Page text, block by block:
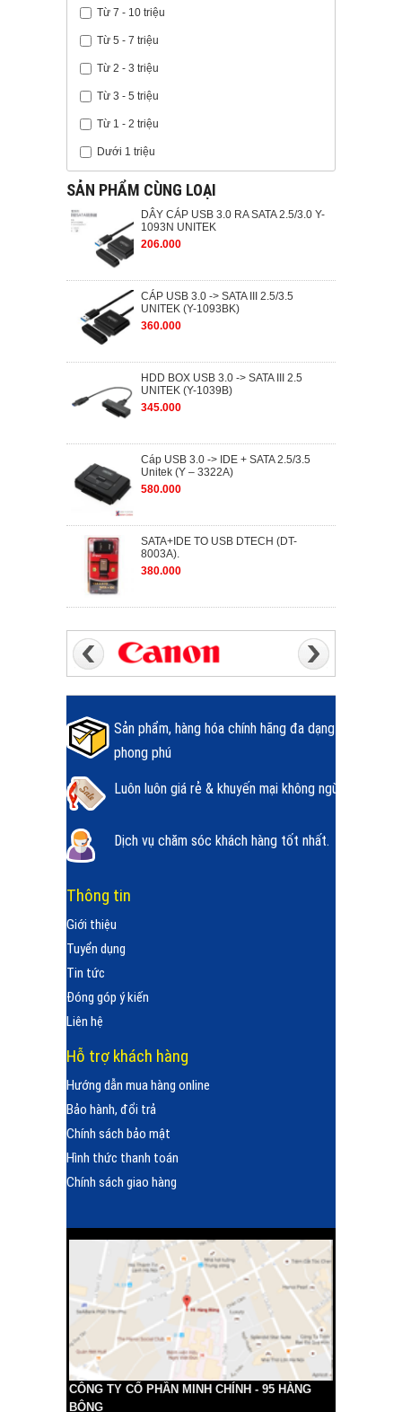
Từ 7 - 10 triệu
Từ 5 - 7 triệu
Từ 2 - 3 triệu
Từ 3 - 5 triệu
Từ 1 - 2 triệu
Dưới 1 triệu
SẢN PHẨM CÙNG LOẠI
DÂY CÁP USB 3.0 RA SATA 2.5/3.0 Y-
1093N UNITEK
206.000
CÁP USB 3.0 -> SATA III 2.5/3.5
UNITEK (Y-1093BK)
360.000
HDD BOX USB 3.0 -> SATA III 2.5
UNITEK (Y-1039B)
345.000
Cáp USB 3.0 -> IDE + SATA 2.5/3.5
Unitek (Y – 3322A)
580.000
SATA+IDE TO USB DTECH (DT-
8003A).
380.000
Sản phẩm, hàng hóa chính hãng đa dạng
phong phú
Luôn luôn giá rẻ & khuyến mại không ngừng.
Dịch vụ chăm sóc khách hàng tốt nhất.
Thông tin
Giới thiệu
Tuyển dụng
Tin tức
Đóng góp ý kiến
Liên hệ
Hỗ trợ khách hàng
Hướng dẫn mua hàng online
Bảo hành, đổi trả
Chính sách bảo mật
Hình thức thanh toán
Chính sách giao hàng
CÔNG TY CỔ PHẦN MINH CHÍNH - 95 HÀNG
BÔNG